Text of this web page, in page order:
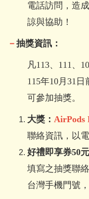
電話訪問，造
諒與協助！
－ 抽獎資訊：
凡113、111、
115年10月31
可參加抽獎。
大獎： AirPods
聯絡資訊，以
好禮即享券50
填寫之抽獎聯
台灣手機門號